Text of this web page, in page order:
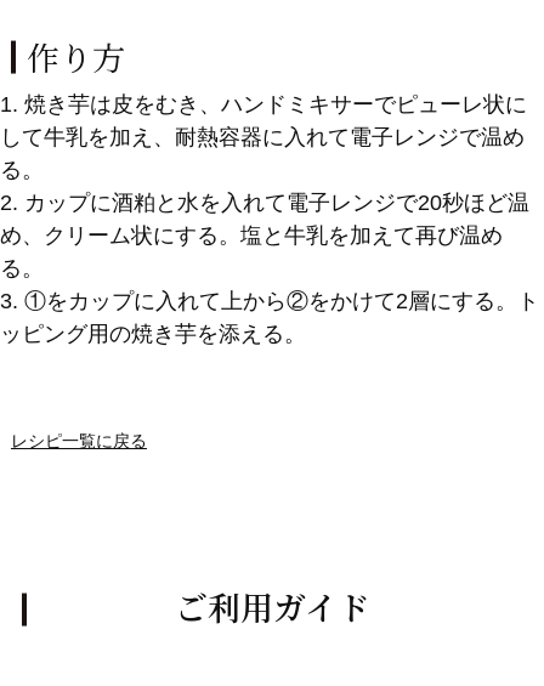
作り方
1. 焼き芋は皮をむき、ハンドミキサーでピューレ状に
して牛乳を加え、耐熱容器に入れて電子レンジで温め
る。
2. カップに酒粕と水を入れて電子レンジで20秒ほど温
め、クリーム状にする。塩と牛乳を加えて再び温め
る。
3. ①をカップに入れて上から②をかけて2層にする。ト
ッピング用の焼き芋を添える。
レシピ一覧に戻る
ご利用ガイド